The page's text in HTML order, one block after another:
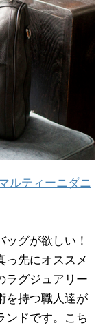
ルティーニダニ
グが欲しい！
っ先にオススメ
ラグジュアリー
を持つ職人達が
ンドです。こち